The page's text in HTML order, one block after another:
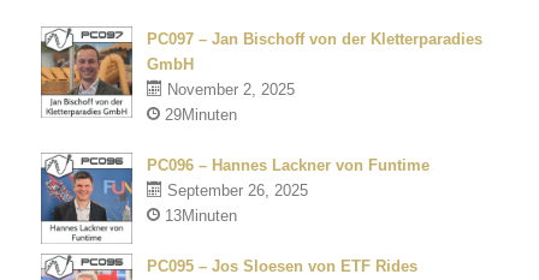
PC097 – Jan Bischoff von der Kletterparadies
GmbH
November 2, 2025
29Minuten
PC096 – Hannes Lackner von Funtime
September 26, 2025
13Minuten
PC095 – Jos Sloesen von ETF Rides